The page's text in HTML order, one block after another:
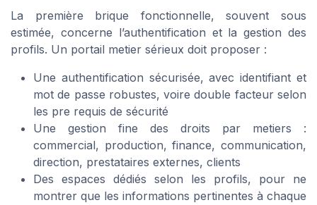
La première brique fonctionnelle, souvent sous
estimée, concerne l’authentification et la gestion des
profils. Un portail metier sérieux doit proposer :
Une authentification sécurisée, avec identifiant et
mot de passe robustes, voire double facteur selon
les pre requis de sécurité
Une gestion fine des droits par metiers :
commercial, production, finance, communication,
direction, prestataires externes, clients
Des espaces dédiés selon les profils, pour ne
montrer que les informations pertinentes à chaque